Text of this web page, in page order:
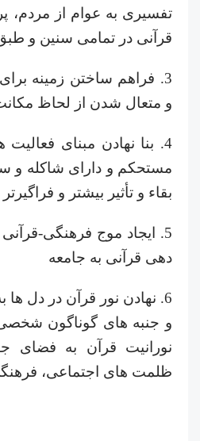
تفسیری به عوام از
قرآنی در تمامی سنین و
3. فراهم ساختن زمینه
و متعال شدن از لحاظ
4. بنا نهادن مبنای
مستحکم و دارای شاکله و
بقاء و تأثیر بیشتر و فراگیرتر
5. ایجاد موج فرهنگی-
دهی قرآنی به جامعه
6. نهادن نور قرآن در دل
و جنبه های گوناگون
نورانیت قرآن به فضای
ظلمت های اجتماعی،